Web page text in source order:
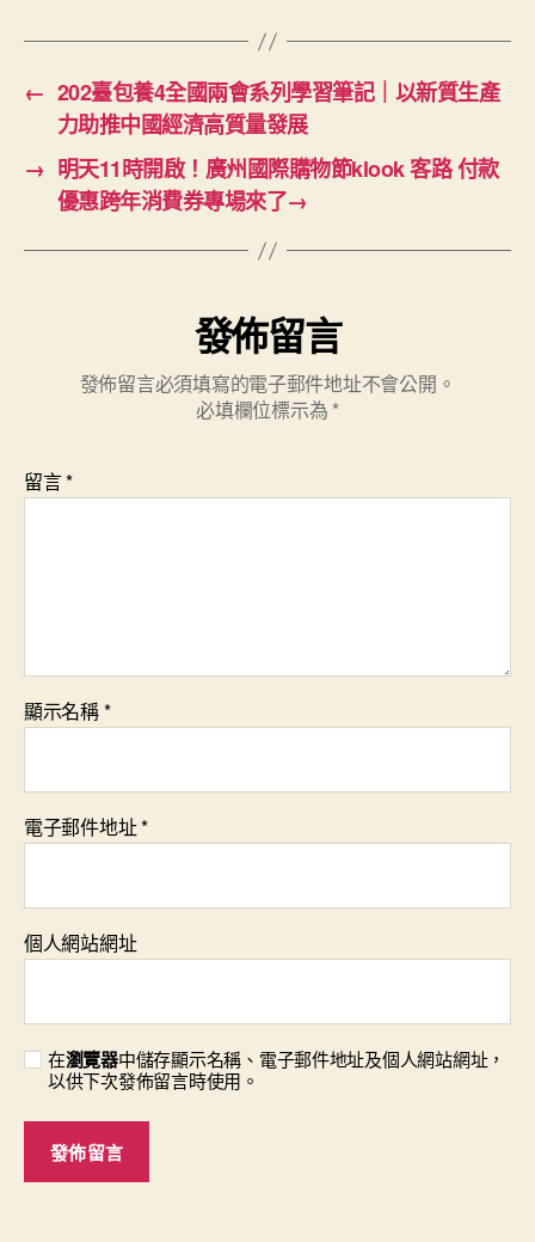
← 202臺包養4全國兩會系列學習筆記｜以新質生產
力助推中國經濟高質量發展
→ 明天11時開啟！廣州國際購物節klook 客路 付款
優惠跨年消費券專場來了→
發佈留言
發佈留言必須填寫的電子郵件地址不會公開。
必填欄位標示為 *
留言*
顯示名稱*
電子郵件地址*
個人網站網址
在瀏覽器中儲存顯示名稱、電子郵件地址及個人網站網址，
以供下次發佈留言時使用。